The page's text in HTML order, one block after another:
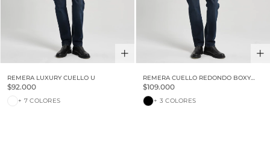
REMERA LUXURY CUELLO U
$92.000
+ 7 COLORES
REMERA CUELLO REDONDO BOXY
LUXURY TOUCH
$109.000
+ 3 COLORES